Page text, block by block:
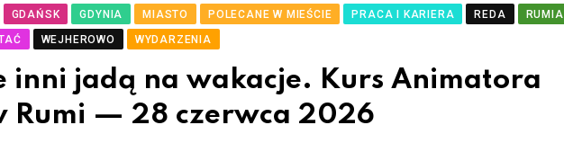
GDAŃSK GDYNIA MIASTO POLECANE W MIEŚCIE PRACA I KARIERA REDA
RUMIA
WEJHEROWO WYDARZENIA
inni jadą na wakacje. Kurs Animatora
Rumi — 28 czerwca 2026